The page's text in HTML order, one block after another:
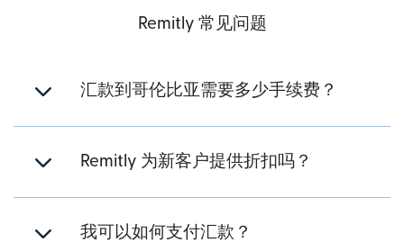
Remitly 常见问题
汇款到哥伦比亚需要多少手续费？
Remitly 为新客户提供折扣吗？
我可以如何支付汇款？